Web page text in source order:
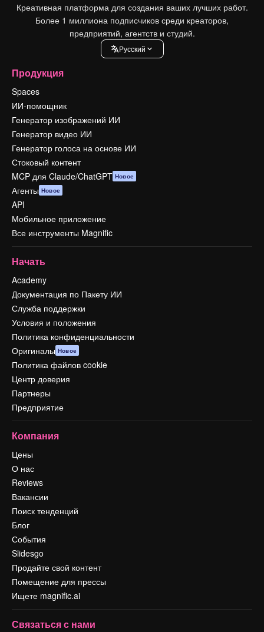
Креативная платформа для создания ваших лучших работ.
Более 1 миллиона подписчиков среди креаторов,
предприятий, агентств и студий.
Pусский
Продукция
Spaces
ИИ-помощник
Генератор изображений ИИ
Генератор видео ИИ
Генератор голоса на основе ИИ
Стоковый контент
MCP для Claude/ChatGPT Новое
Агенты Новое
API
Мобильное приложение
Все инструменты Magnific
Начать
Academy
Документация по Пакету ИИ
Служба поддержки
Условия и положения
Политика конфиденциальности
Оригиналы Новое
Политика файлов cookie
Центр доверия
Партнеры
Предприятие
Компания
Цены
О нас
Reviews
Вакансии
Поиск тенденций
Блог
События
Slidesgo
Продайте свой контент
Помещение для прессы
Ищете magnific.ai
Связаться с нами